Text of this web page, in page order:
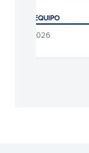
PRIMER EQUIPO
05/08/2026